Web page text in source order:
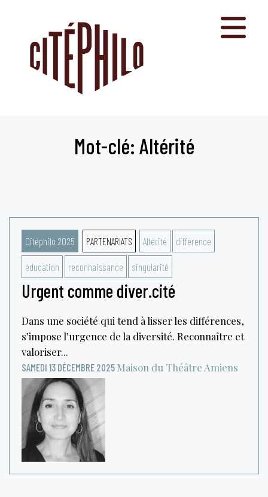
Mot-clé: Altérité
Citéphilo 2025 PARTENARIATS Altérité différence
éducation reconnaissance singularité
Urgent comme diver.cité
Dans une société qui tend à lisser les différences,
s’impose l’urgence de la diversité. Reconnaître et
valoriser...
SAMEDI 13 DÉCEMBRE 2025 Maison du Théâtre Amiens